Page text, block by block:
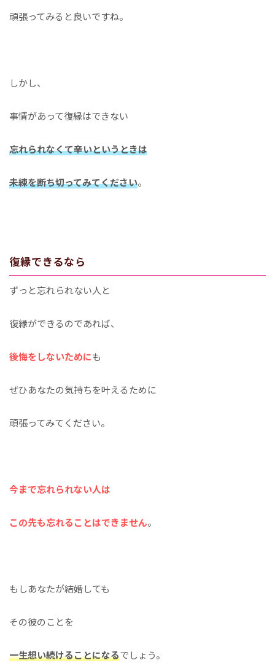
頑張ってみると良いですね。
しかし、
事情があって復縁はできない
忘れられなくて辛いというときは
未練を断ち切ってみてください。
復縁できるなら
ずっと忘れられない人と
復縁ができるのであれば、
後悔をしないためにも
ぜひあなたの気持ちを叶えるために
頑張ってみてください。
今まで忘れられない人は
この先も忘れることはできません。
もしあなたが結婚しても
その彼のことを
一生想い続けることになるでしょう。